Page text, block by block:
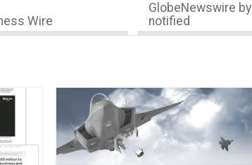
Wire
GlobeNewswire by
notified